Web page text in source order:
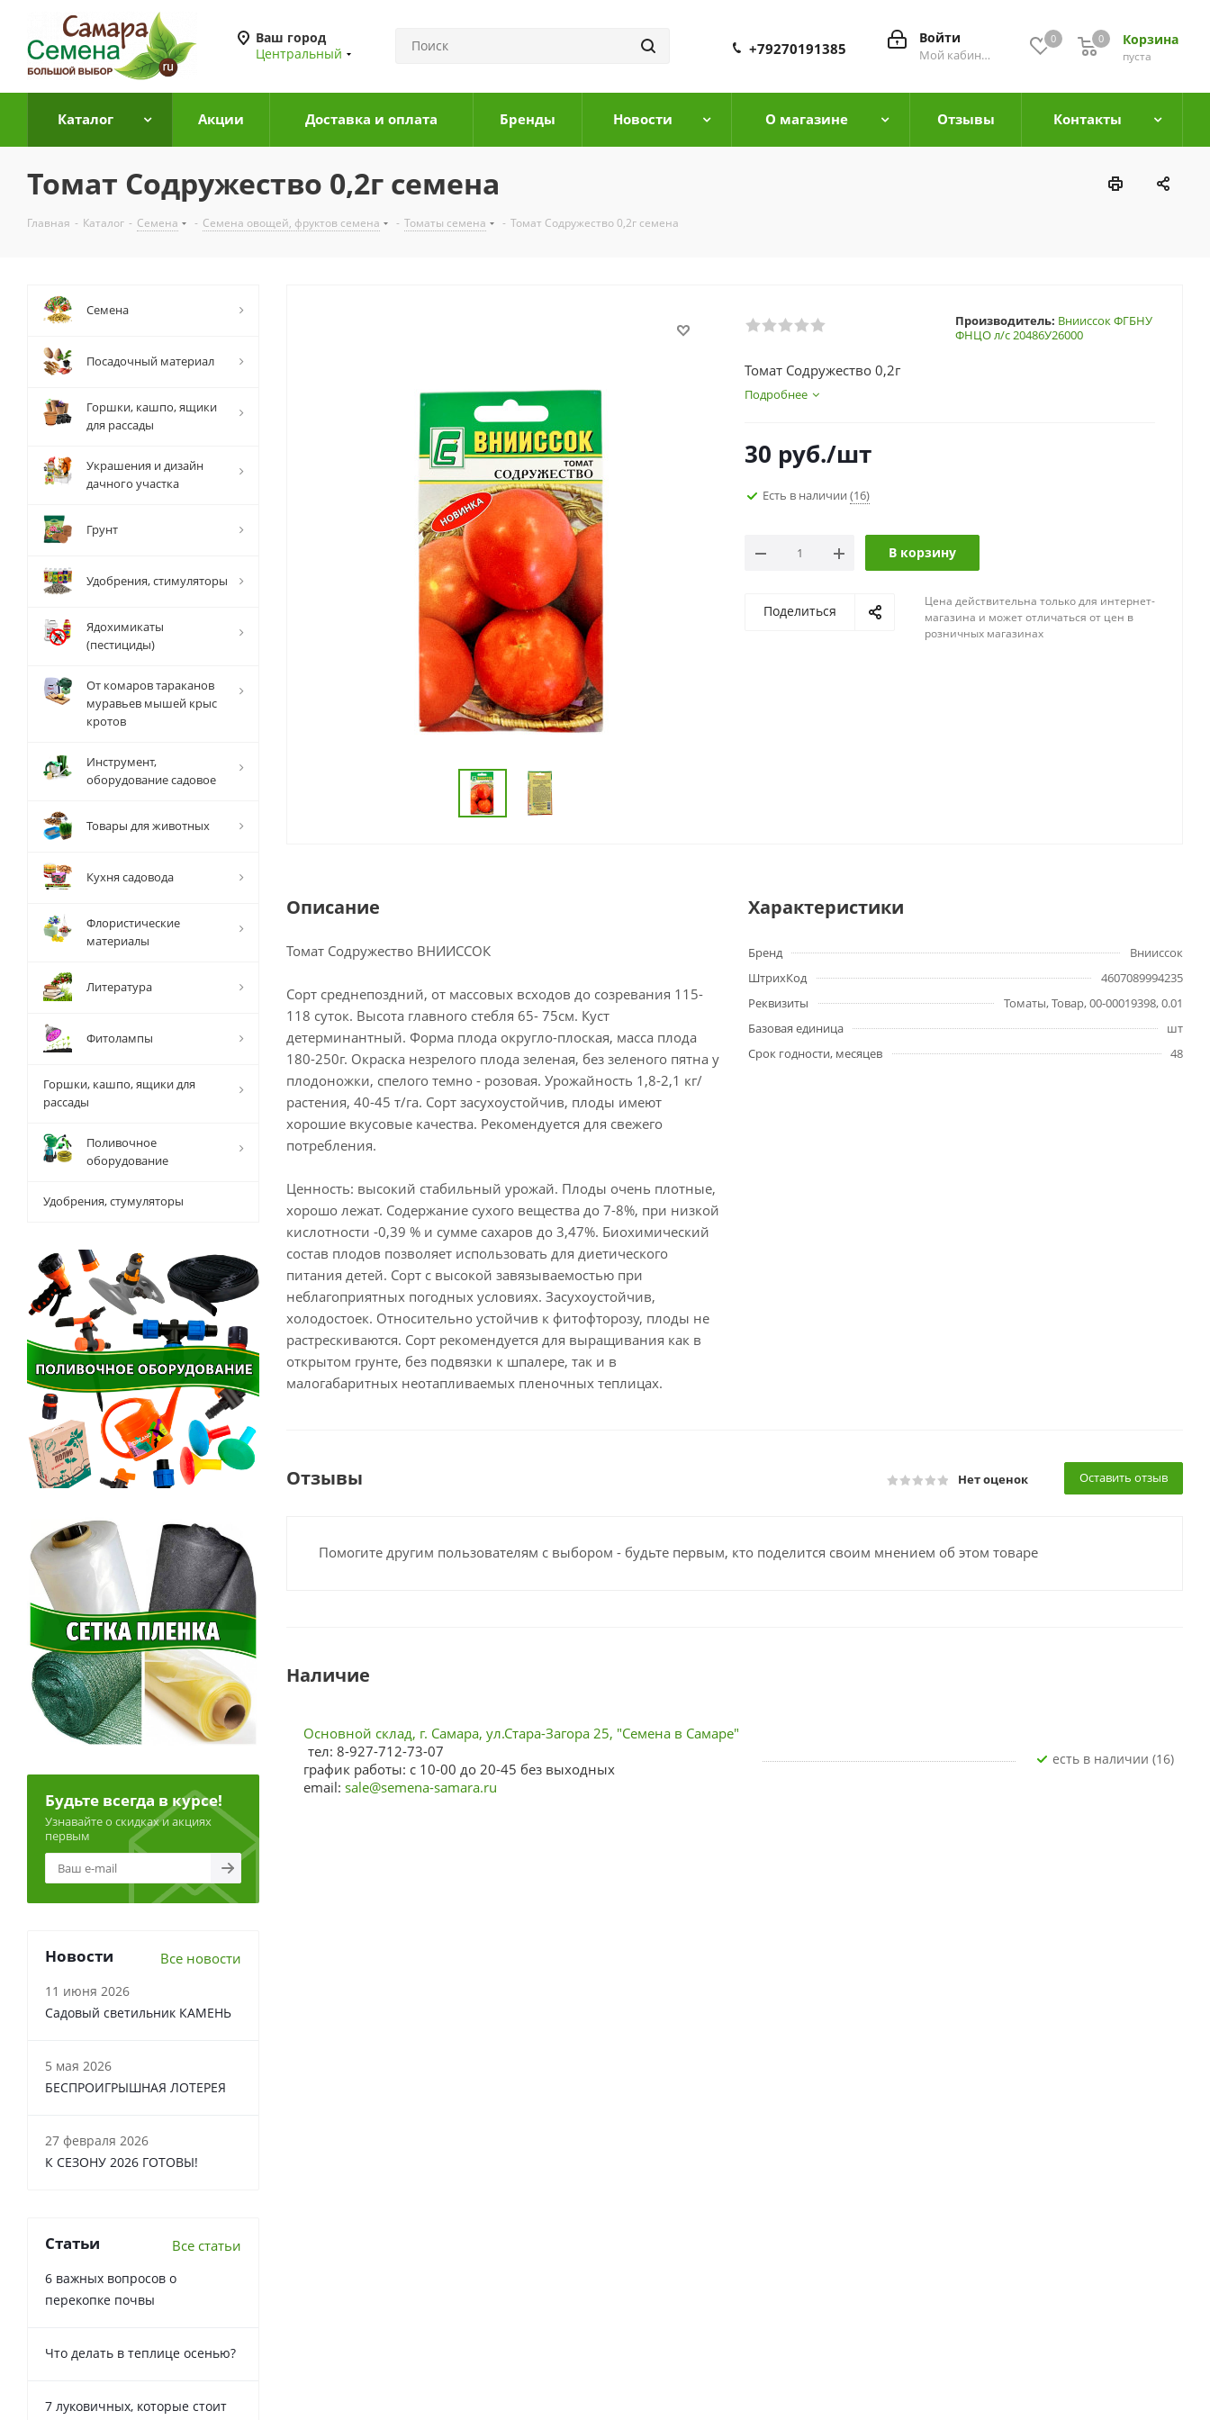
Ваш город
Центральный
0 Корзина
0
пуста
0
Войти
Мой кабинет
+79270191385
Каталог Акции Доставка и оплата Бренды Новости О магазине Отзывы Контакты
Томат Содружество 0,2г семена
Главная - Каталог - Семена - Семена овощей, фруктов семена - Томаты семена - Томат Содружество 0,2г семена
Производитель: Внииссок ФГБНУ
ФНЦО л/с 20486У26000
Томат Содружество 0,2г
Подробнее
30 руб./шт
Есть в наличии (16)
В корзину
Поделиться
Цена действительна только для интернет-
магазина и может отличаться от цен в
розничных магазинах
Описание
Томат Содружество ВНИИССОК
Сорт среднепоздний, от массовых всходов до созревания 115-
118 суток. Высота главного стебля 65- 75см. Куст
детерминантный. Форма плода округло-плоская, масса плода
180-250г. Окраска незрелого плода зеленая, без зеленого пятна у
плодоножки, спелого темно - розовая. Урожайность 1,8-2,1 кг/
растения, 40-45 т/га. Сорт засухоустойчив, плоды имеют
хорошие вкусовые качества. Рекомендуется для свежего
потребления.
Ценность: высокий стабильный урожай. Плоды очень плотные,
хорошо лежат. Содержание сухого вещества до 7-8%, при низкой
кислотности -0,39 % и сумме сахаров до 3,47%. Биохимический
состав плодов позволяет использовать для диетического
питания детей. Сорт с высокой завязываемостью при
неблагоприятных погодных условиях. Засухоустойчив,
холодостоек. Относительно устойчив к фитофторозу, плоды не
растрескиваются. Сорт рекомендуется для выращивания как в
открытом грунте, без подвязки к шпалере, так и в
малогабаритных неотапливаемых пленочных теплицах.
Характеристики
Бренд
Внииссок
ШтрихКод
4607089994235
Реквизиты
Томаты, Товар, 00-00019398, 0.01
Базовая единица
шт
Срок годности, месяцев
48
Отзывы Нет оценок Оставить отзыв
Помогите другим пользователям с выбором - будьте первым, кто поделится своим мнением об этом товаре
Наличие
Основной склад, г. Самара, ул.Стара-Загора 25, "Семена в Самаре"
тел: 8-927-712-73-07
график работы: с 10-00 до 20-45 без выходных
email: sale@semena-samara.ru
Есть в наличии (16)
Семена
Посадочный материал
Горшки, кашпо, ящики
для рассады
Украшения и дизайн
дачного участка
Грунт
Удобрения, стимуляторы
Ядохимикаты
(пестициды)
От комаров тараканов
муравьев мышей крыс
кротов
Инструмент,
оборудование садовое
Товары для животных
Кухня садовода
Флористические
материалы
Литература
Фитолампы
Горшки, кашпо, ящики для
рассады
Поливочное
оборудование
Удобрения, стумуляторы
Будьте всегда в курсе!
Узнавайте о скидках и акциях
первым
Новости Все новости
11 июня 2026
Садовый светильник КАМЕНЬ
5 мая 2026
БЕСПРОИГРЫШНАЯ ЛОТЕРЕЯ
27 февраля 2026
К СЕЗОНУ 2026 ГОТОВЫ!
Статьи Все статьи
6 важных вопросов о
перекопке почвы
Что делать в теплице осенью?
7 луковичных, которые стоит